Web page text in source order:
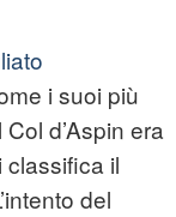
i suoi più
d’Aspin era
classifica il
del